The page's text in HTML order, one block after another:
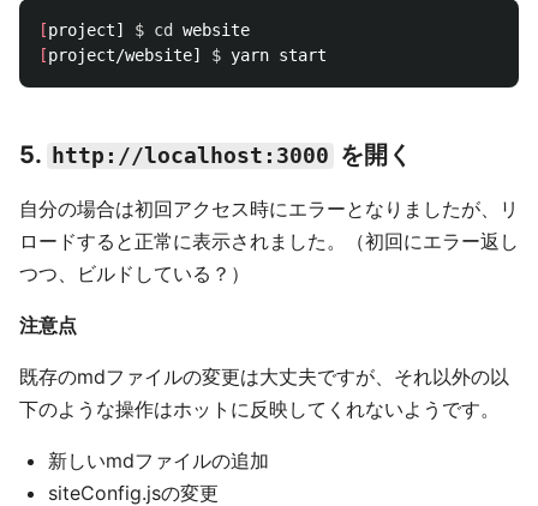
[project] $ cd
[project/website] $
5. http://localhost:3000 を開く
自分の場合は初回アクセス時にエラーとなりましたが、リ
ロードすると正常に表示されました。（初回にエラー返し
つつ、ビルドしている？）
注意点
既存のmdファイルの変更は大丈夫ですが、それ以外の以
下のような操作はホットに反映してくれないようです。
新しいmdファイルの追加
siteConfig.jsの変更